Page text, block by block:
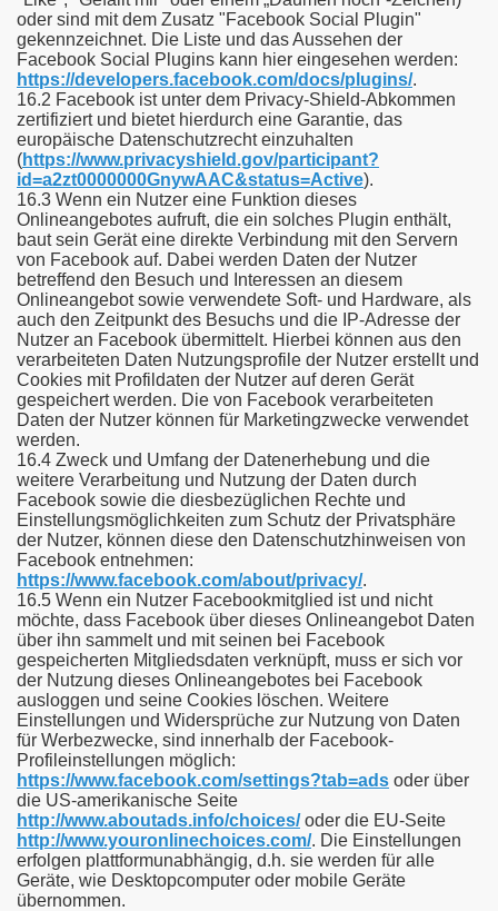
oder sind mit dem Zusatz "Facebook Social Plugin"
gekennzeichnet. Die Liste und das Aussehen der
Facebook Social Plugins kann hier eingesehen werden:
https://developers.facebook.com/docs/plugins/.
16.2 Facebook ist unter dem Privacy-Shield-Abkommen
zertifiziert und bietet hierdurch eine Garantie, das
europäische Datenschutzrecht einzuhalten
(https://www.privacyshield.gov/participant?
id=a2zt0000000GnywAAC&status=Active).
16.3 Wenn ein Nutzer eine Funktion dieses
Onlineangebotes aufruft, die ein solches Plugin enthält,
baut sein Gerät eine direkte Verbindung mit den Servern
von Facebook auf. Dabei werden Daten der Nutzer
betreffend den Besuch und Interessen an diesem
Onlineangebot sowie verwendete Soft- und Hardware, als
auch den Zeitpunkt des Besuchs und die IP-Adresse der
Nutzer an Facebook übermittelt. Hierbei können aus den
verarbeiteten Daten Nutzungsprofile der Nutzer erstellt und
Cookies mit Profildaten der Nutzer auf deren Gerät
gespeichert werden. Die von Facebook verarbeiteten
Daten der Nutzer können für Marketingzwecke verwendet
werden.
16.4 Zweck und Umfang der Datenerhebung und die
weitere Verarbeitung und Nutzung der Daten durch
Facebook sowie die diesbezüglichen Rechte und
Einstellungsmöglichkeiten zum Schutz der Privatsphäre
der Nutzer, können diese den Datenschutzhinweisen von
Facebook entnehmen:
https://www.facebook.com/about/privacy/.
16.5 Wenn ein Nutzer Facebookmitglied ist und nicht
möchte, dass Facebook über dieses Onlineangebot Daten
über ihn sammelt und mit seinen bei Facebook
gespeicherten Mitgliedsdaten verknüpft, muss er sich vor
der Nutzung dieses Onlineangebotes bei Facebook
ausloggen und seine Cookies löschen. Weitere
Einstellungen und Widersprüche zur Nutzung von Daten
für Werbezwecke, sind innerhalb der Facebook-
Profileinstellungen möglich:
https://www.facebook.com/settings?tab=ads oder über
die US-amerikanische Seite
http://www.aboutads.info/choices/oder die EU-Seite
http://www.youronlinechoices.com/. Die Einstellungen
erfolgen plattformunabhängig, d.h. sie werden für alle
Geräte, wie Desktopcomputer oder mobile Geräte
übernommen.